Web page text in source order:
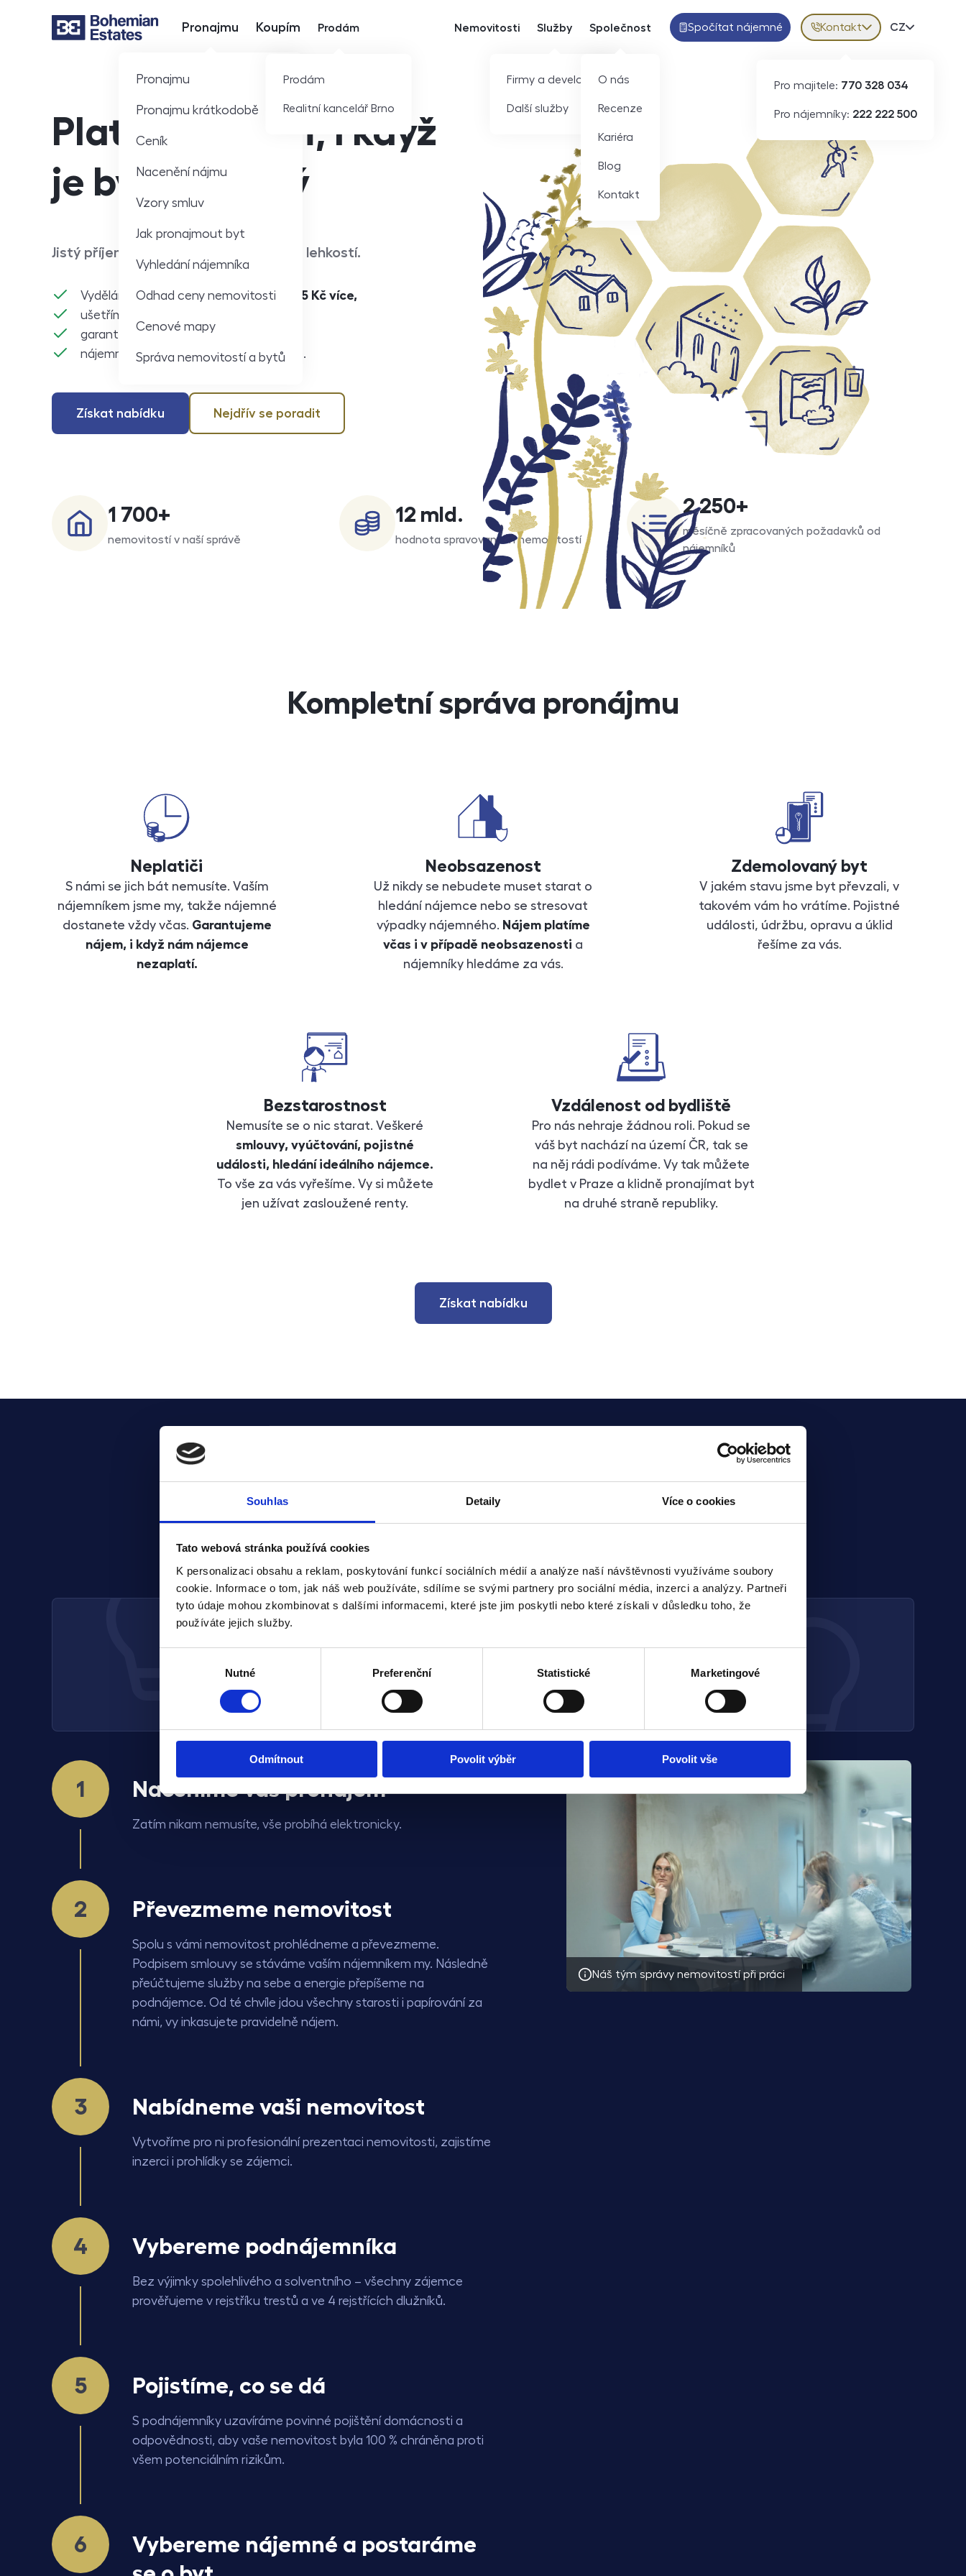
Souhlas Detaily Více o cookies
Tato webová stránka používá cookies
K personalizaci obsahu a reklam, poskytování funkcí sociálních médií a analýze naší návštěvnosti využíváme soubory
cookie. Informace o tom, jak náš web používáte, sdílíme se svými partnery pro sociální média, inzerci a analýzy. Partneři
tyto údaje mohou zkombinovat s dalšími informacemi, které jste jim poskytli nebo které získali v důsledku toho, že
používáte jejich služby.
Nutné Preferenční Statistické Marketingové
Odmítnout Povolit výběr Povolit vše
Hlavní nabídka
Pronajmu
Pronajmu
Pronajmu krátkodobě
Ceník
Nacenění nájmu
Vzory smluv
Jak pronajmout byt
Vyhledání nájemníka
Odhad ceny nemovitosti
Cenové mapy
Správa nemovitostí a bytů
Koupím Prodám
Prodám
Realitní kancelář Brno
Nemovitosti Služby
Firmy a developeři
Další služby
Společnost
O nás
Recenze
Kariéra
Blog
Kontakt
Spočítat nájemné Kontakt
Pro majitele: 770 328 034
Pro nájemníky: 222 222 500
Volba
CZ
Platíme nájem, i když
je byt prázdný
Jistý příjem z pronájmu každý měsíc. S lehkostí.
Vyděláme vám ročně průměrněo 13 205 Kč více,
ušetříme 70+ hodin práce ročně,
garantujeme stav bytu,
nájemné každý měsíc na minutu přesně.
Získat nabídku Nejdřív se poradit
1 700+
nemovitostí v naší správě
12 mld.
hodnota spravovaných nemovitostí
2 250+
měsíčně zpracovaných požadavků od
nájemníků
Kompletní správa pronájmu
Neplatiči
S námi se jich bát nemusíte. Vaším
nájemníkem jsme my, takže nájemné
dostanete vždy včas. Garantujeme
nájem, i když nám nájemce
nezaplatí.
Neobsazenost
Už nikdy se nebudete muset starat o
hledání nájemce nebo se stresovat
výpadky nájemného. Nájem platíme
včas i v případě neobsazenosti a
nájemníky hledáme za vás.
Zdemolovaný byt
V jakém stavu jsme byt převzali, v
takovém vám ho vrátíme. Pojistné
události, údržbu, opravu a úklid
řešíme za vás.
Bezstarostnost
Nemusíte se o nic starat. Veškeré
smlouvy, vyúčtování, pojistné
události, hledání ideálního nájemce.
To vše za vás vyřešíme. Vy si můžete
jen užívat zasloužené renty.
Vzdálenost od bydliště
Pro nás nehraje žádnou roli. Pokud se
váš byt nachází na území ČR, tak se
na něj rádi podíváme. Vy tak můžete
bydlet v Praze a klidně pronajímat byt
na druhé straně republiky.
Získat nabídku
Průběh spolupráce
Vaše cesta ke garantovanému nájmu s lehkostí
Náš tým správy nemovitostí při práci
že až 70 % majitelů, se kterými jsme se spojili, zjistilo, že mohou vydělat v průměru
o
ročně víc?
Naceníme váš pronájem
Zatím nikam nemusíte, vše probíhá elektronicky.
Převezmeme nemovitost
Spolu s vámi nemovitost prohlédneme a převezmeme.
Podpisem smlouvy se stáváme vaším nájemníkem my. Následně
přeúčtujeme služby na sebe a energie přepíšeme na
podnájemce. Od té chvíle jdou všechny starosti i papírování za
námi, vy inkasujete pravidelně nájem.
Nabídneme vaši nemovitost
Vytvoříme pro ni profesionální prezentaci nemovitosti, zajistíme
inzerci i prohlídky se zájemci.
Vybereme podnájemníka
Bez výjimky spolehlivého a solventního – všechny zájemce
prověřujeme v rejstříku trestů a ve 4 rejstřících dlužníků.
Pojistíme, co se dá
S podnájemníky uzavíráme povinné pojištění domácnosti a
odpovědnosti, aby vaše nemovitost byla 100 % chráněna proti
všem potenciálním rizikům.
Vybereme nájemné a postaráme